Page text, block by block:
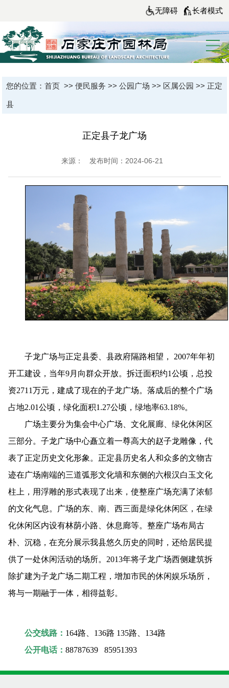
无障碍 长者模式
您的位置： 首页>> 便民服务 >> 公园广场 >> 区属公园 >> 正定
县
正定县子龙广场
来源： 发布时间：2024-06-21
子龙广场与正定县委、县政府隔路相望， 2007年年初
开工建设，当年9月向群众开放。拆迁面积约1公顷，总投
资2711万元，建成了现在的子龙广场。落成后的整个广场
占地2.01公顷，绿化面积1.27公顷，绿地率63.18%。
广场主要分为集会中心广场、文化展廊、绿化休闲区
三部分。子龙广场中心矗立着一尊高大的赵子龙雕像，代
表了正定历史文化形象。正定县历史名人和众多的文物古
迹在广场南端的三道弧形文化墙和东侧的六根汉白玉文化
柱上，用浮雕的形式表现了出来，使整座广场充满了浓郁
的文化气息。广场的东、南、西三面是绿化休闲区，在绿
化休闲区内设有林荫小路、休息廊等。整座广场布局古
朴、沉稳，在充分展示我县悠久历史的同时，还给居民提
供了一处休闲活动的场所。2013年将子龙广场西侧建筑拆
除扩建为子龙广场二期工程，增加市民的休闲娱乐场所，
将与一期融于一体，相得益彰。
公交线路： 164路、136路 135路、134路
公开电话：88787639 85951393